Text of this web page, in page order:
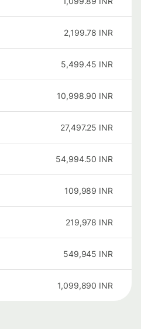
2,199.78 INR
5,499.45 INR
10,998.90 INR
27,497.25 INR
54,994.50 INR
109,989 INR
219,978 INR
549,945 INR
1,099,890 INR